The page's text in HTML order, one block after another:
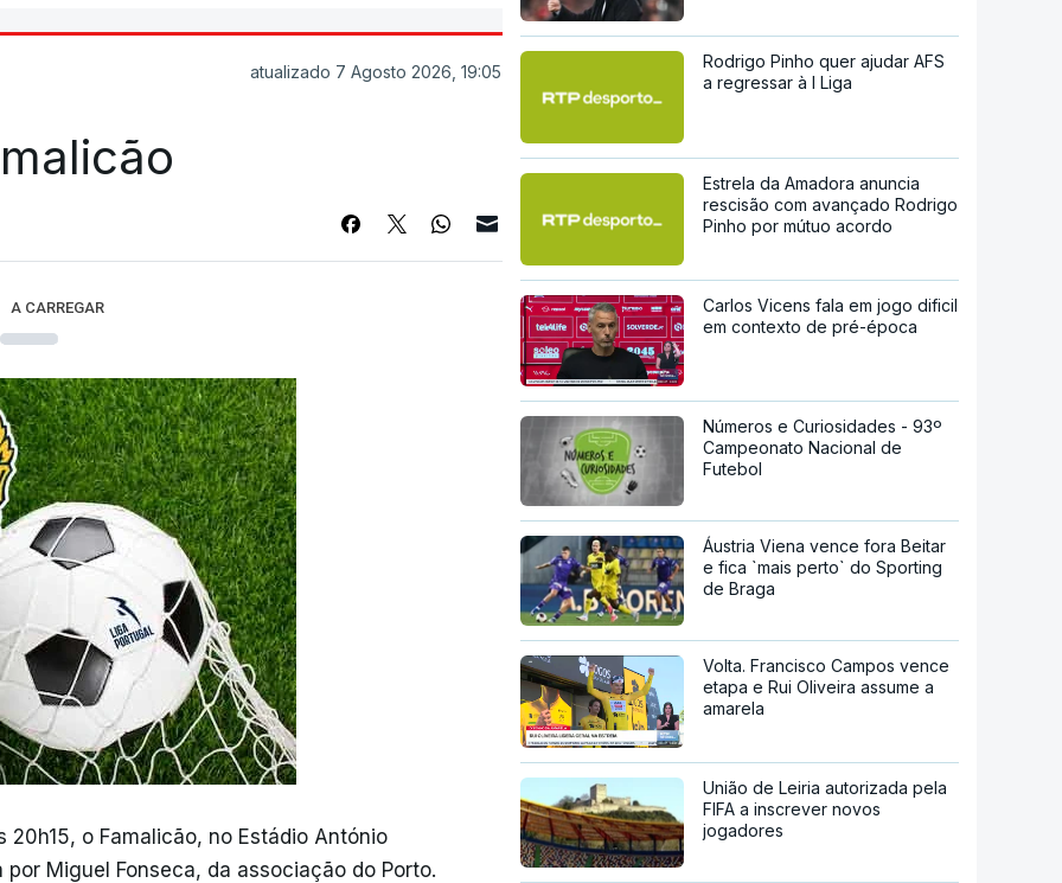
atualizado 7 Agosto 2026, 19:05
A CARREGAR
o Famalicão, no Estádio António
Miguel Fonseca, da associação do Porto.
Rodrigo Pinho quer ajudar AFS
a regressar à I Liga
Estrela da Amadora anuncia
rescisão com avançado Rodrigo
Pinho por mútuo acordo
Carlos Vicens fala em jogo dificil
em contexto de pré-época
Números e Curiosidades - 93º
Campeonato Nacional de
Futebol
Áustria Viena vence fora Beitar
e fica `mais perto` do Sporting
de Braga
Volta. Francisco Campos vence
etapa e Rui Oliveira assume a
amarela
União de Leiria autorizada pela
FIFA a inscrever novos
jogadores